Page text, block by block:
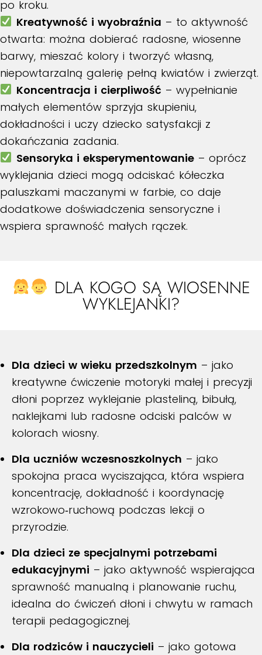
po kroku.​
Kreatywność i wyobraźnia – to aktywność
otwarta: można dobierać radosne, wiosenne
barwy, mieszać kolory i tworzyć własną,
niepowtarzalną galerię pełną kwiatów i zwierząt.​
Koncentracja i cierpliwość – wypełnianie
małych elementów sprzyja skupieniu,
dokładności i uczy dziecko satysfakcji z
dokańczania zadania.​
Sensoryka i eksperymentowanie– oprócz
wyklejania dzieci mogą odciskać kółeczka
paluszkami maczanymi w farbie, co daje
dodatkowe doświadczenia sensoryczne i
wspiera sprawność małych rączek.
DLA KOGO SĄ WIOSENNE
WYKLEJANKI?
Dla dzieci w wieku przedszkolnym – jako
kreatywne ćwiczenie motoryki małej i precyzji
dłoni poprzez wyklejanie plasteliną, bibułą,
naklejkami lub radosne odciski palców w
kolorach wiosny.
Dla uczniów wczesnoszkolnych – jako
spokojna praca wyciszająca, która wspiera
koncentrację, dokładność i koordynację
wzrokowo‑ruchową podczas lekcji o
przyrodzie.
Dla dzieci ze specjalnymi potrzebami
edukacyjnymi – jako aktywność wspierająca
sprawność manualną i planowanie ruchu,
idealna do ćwiczeń dłoni i chwytu w ramach
terapii pedagogicznej.
Dla rodziców i nauczycieli – jako gotowa